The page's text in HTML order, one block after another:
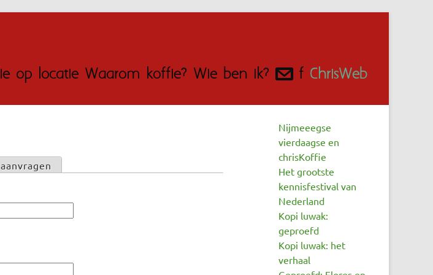
op locatie Waarom koffie? Wie ben ik? @ f ChrisWeb
Nijmeeegse
vierdaagse en
chrisKoffie
Het grootste
kennisfestival van
Nederland
Kopi luwak:
geproefd
Kopi luwak: het
verhaal